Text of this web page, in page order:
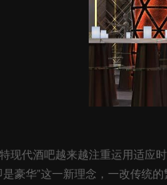
代酒吧越来越注重运用适应
华”这一新理念，一改传统的